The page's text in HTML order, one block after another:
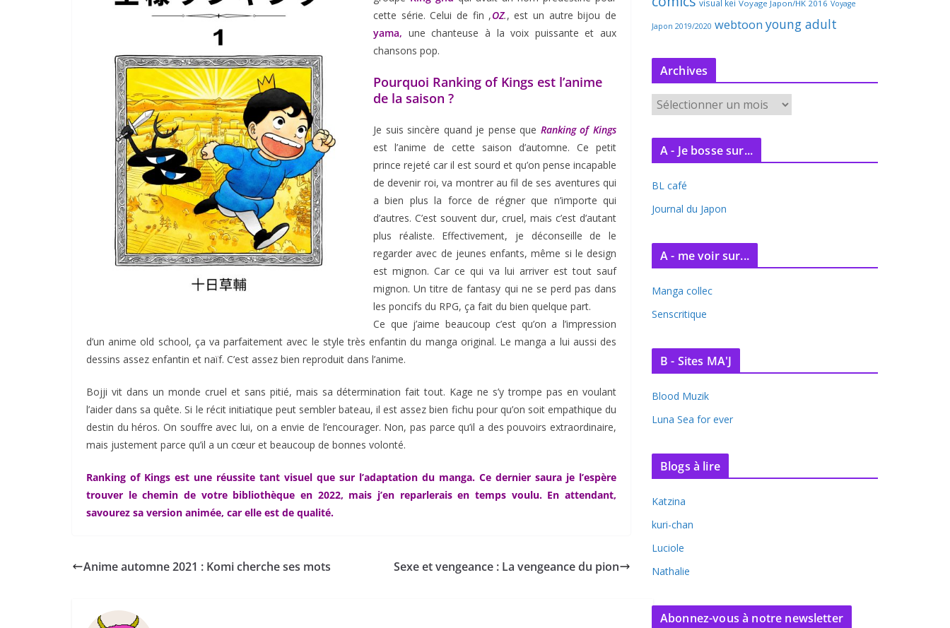
cette série. Celui de fin ,OZ., est un autre bijou de
yama, une chanteuse à la voix puissante et aux
chansons pop.
Pourquoi Ranking of Kings est l’anime
de la saison ?
Je suis sincère quand je pense que Ranking of Kings
est l’anime de cette saison d’automne. Ce petit
prince rejeté car il est sourd et qu’on pense incapable
de devenir roi, va montrer au fil de ses aventures qui
a bien plus la force de régner que n’importe qui
d’autres. C’est souvent dur, cruel, mais c’est d’autant
plus réaliste. Effectivement, je déconseille de le
regarder avec de jeunes enfants, même si le design
est mignon. Car ce qui va lui arriver est tout sauf
mignon. Un titre de fantasy qui ne se perd pas dans
les poncifs du RPG, ça fait du bien quelque part.
Ce que j’aime beaucoup c’est qu’on a l’impression
d’un anime old school, ça va parfaitement avec le style très enfantin du manga original. Le manga a lui aussi des
dessins assez enfantin et naïf. C’est assez bien reproduit dans l’anime.
Bojji vit dans un monde cruel et sans pitié, mais sa détermination fait tout. Kage ne s’y trompe pas en voulant
l’aider dans sa quête. Si le récit initiatique peut sembler bateau, il est assez bien fichu pour qu’on soit empathique du
destin du héros. On souffre avec lui, on a envie de l’encourager. Non, pas parce qu’il a des pouvoirs extraordinaire,
mais justement parce qu’il a un cœur et beaucoup de bonnes volonté.
Ranking of Kings est une réussite tant visuel que sur l’adaptation du manga. Ce dernier saura je l’espère
trouver le chemin de votre bibliothèque en 2022, mais j’en reparlerais en temps voulu. En attendant,
savourez sa version animée, car elle est de qualité.
Anime automne 2021 : Komi cherche ses mots Sexe et vengeance : La vengeance du pion
visual kei Voyage Japon/HK 2016 Voyage
Japon 2019/2020 webtoon young adult
Archives
r
c
v
e
A - Je bosse sur...
BL café
Journal du Japon
A - me voir sur...
Manga collec
Senscritique
B - Sites MA'J
Blood Muzik
Luna Sea for ever
Blogs à lire
Katzina
kuri-chan
Luciole
Nathalie
Abonnez-vous à notre newsletter